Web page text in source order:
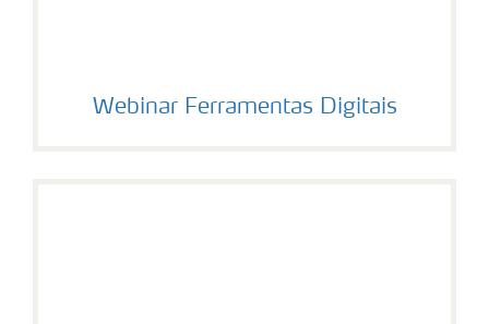
Webinar Ferramentas Digitais